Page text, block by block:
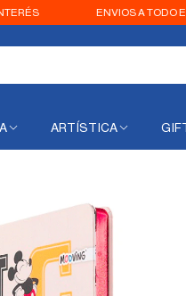
ENVIOS A TODO EL PAIS
ARTÍSTICA